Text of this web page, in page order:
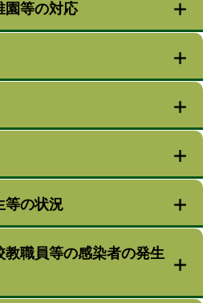
園等の対応
等の状況
職員等の感染者の発生